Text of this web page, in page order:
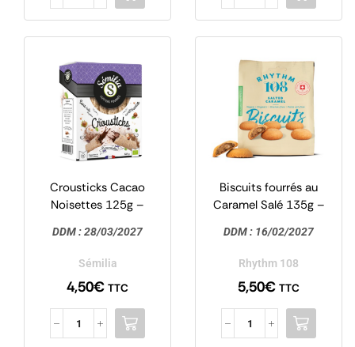
Crousticks Cacao
Noisettes 125g –
DDM :28/03/2027
Sémilia
4,50€ TTC
Biscuits fourrés au
Caramel Salé 135g –
DDM : 16/02/2027
Rhythm 108
5,50€ TTC